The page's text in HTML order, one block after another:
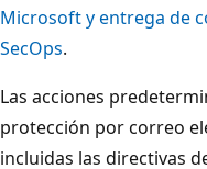
Microsoft y entrega de
SecOps.
Las acciones
protección por correo
incluidas las directivas